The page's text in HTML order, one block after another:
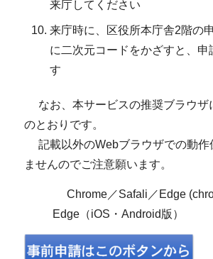
来庁してください
来庁時に、区役所本庁舎2階の
に二次元コードをかざすと、申
す
なお、本サービスの推奨ブラウザ
のとおりです。
記載以外のWebブラウザでの動作
ませんのでご注意願います。
Chrome／Safali／Edge
Edge（iOS・Android版）